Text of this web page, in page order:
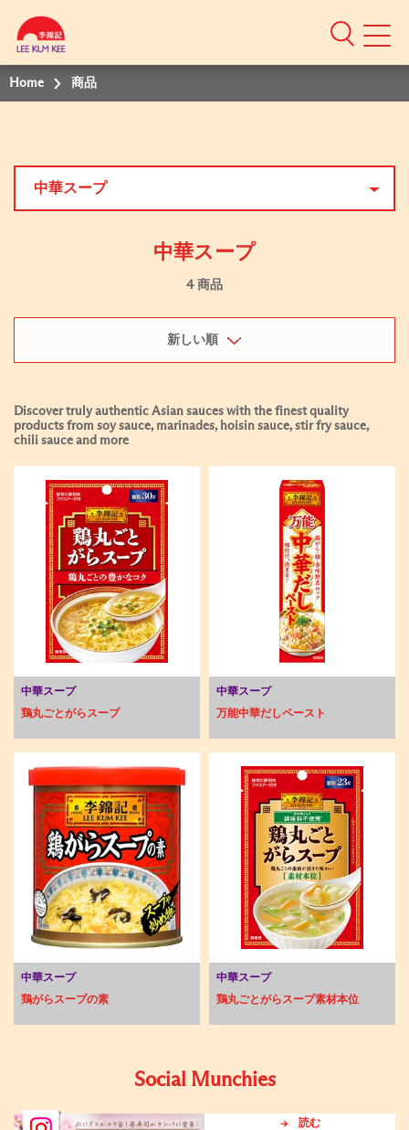
Home 商品
中華スープ
中華スープ
4 商品
新しい順
Discover truly authentic Asian sauces with the finest quality
products from soy sauce, marinades, hoisin sauce, stir fry sauce,
chili sauce and more
中華スープ
鶏丸ごとがらスープ
中華スープ
万能中華だしペースト
中華スープ
鶏がらスープの素
中華スープ
鶏丸ごとがらスープ素材本位
Social Munchies
→ 読む